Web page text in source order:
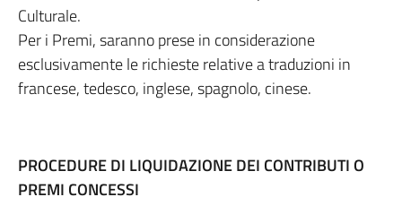
Culturale.
Per i Premi, saranno prese in considerazione
esclusivamente le richieste relative a traduzioni in
francese, tedesco, inglese, spagnolo, cinese.
PROCEDURE DI LIQUIDAZIONE DEI CONTRIBUTI O
PREMI CONCESSI